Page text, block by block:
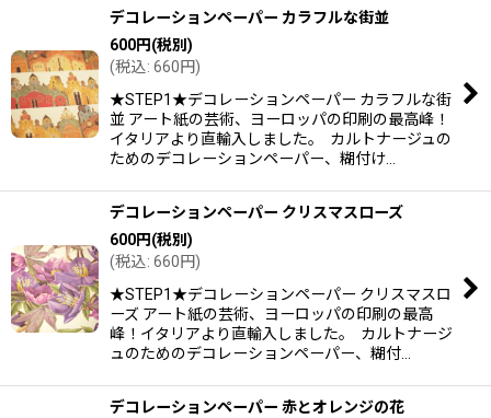
デコレーションペーパー カラフルな街並
600円(税別)
(税込: 660円)
★STEP1★デコレーションペーパー カラフルな街
並 アート紙の芸術、ヨーロッパの印刷の最高峰！
イタリアより直輸入しました。 カルトナージュの
ためのデコレーションペーパー、糊付け…
デコレーションペーパー クリスマスローズ
600円(税別)
(税込: 660円)
★STEP1★デコレーションペーパー クリスマスロ
ーズ アート紙の芸術、ヨーロッパの印刷の最高
峰！イタリアより直輸入しました。 カルトナージ
ュのためのデコレーションペーパー、糊付…
デコレーションペーパー 赤とオレンジの花